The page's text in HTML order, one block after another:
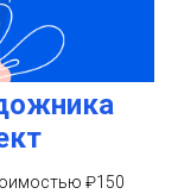
₽150